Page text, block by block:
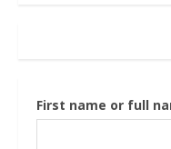
First name or full